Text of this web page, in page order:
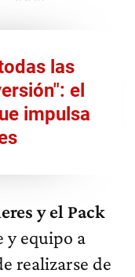
las
el
impulsa
y el Pack
y equipo a
realizarse de